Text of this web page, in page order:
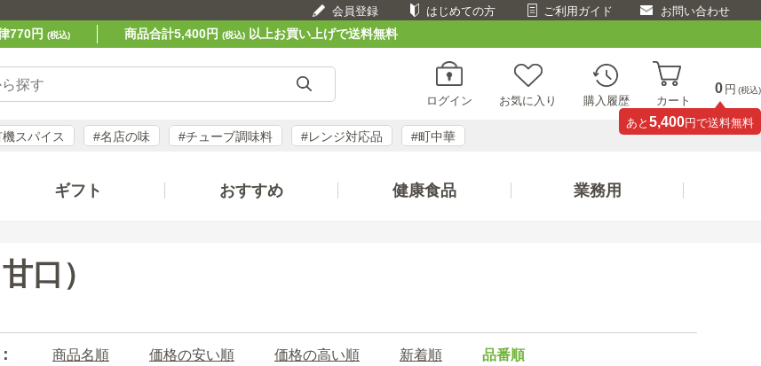
会員登録 はじめての方 ご利用ガイド お問い合わせ
770円 (税込) 商品合計5,400円 (税込)以上お買い上げで送料無料
ログイン お気に入り 購入履歴 カート
0 円 (税込)
あと 5,400円で送料無料
スパイス #名店の味 #チューブ調味料 #レンジ対応品 #町中華
ギフト おすすめ 健康食品 業務用
口）
商品名順 価格の安い順 価格の高い順 新着順 品番順